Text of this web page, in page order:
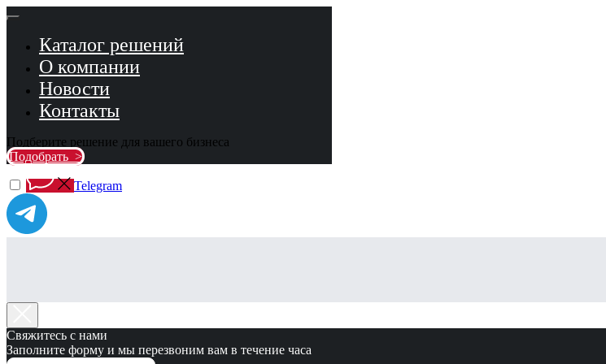
Каталог решений
О компании
Новости
Контакты
Подберите решение для вашего бизнеса
Подобрать >
Telegram
Свяжитесь с нами
Заполните форму и мы перезвоним вам в течение часа